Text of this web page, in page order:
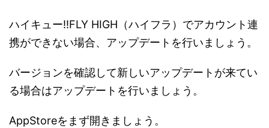
ハイキュー!!FLY HIGH（ハイフラ）でアカウント連
携ができない場合、アップデートを行いましょう。
バージョンを確認して新しいアップデートが来てい
る場合はアップデートを行いましょう。
AppStoreをまず開きましょう。